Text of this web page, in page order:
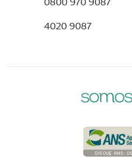
4020 9087